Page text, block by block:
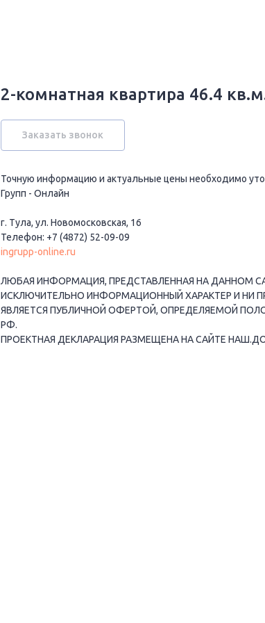
2-комнатная квартира 46.4
Заказать звонок
Точную информацию и актуальные цены необходимо
Групп - Онлайн
г. Тула, ул. Новомосковская, 16
Телефон: +7 (4872) 52-09-09
ingrupp-online.ru
ЛЮБАЯ ИНФОРМАЦИЯ, ПРЕДСТАВЛЕННАЯ НА ДАННОМ
ИСКЛЮЧИТЕЛЬНО ИНФОРМАЦИОННЫЙ ХАРАКТЕР И НИ
ЯВЛЯЕТСЯ ПУБЛИЧНОЙ ОФЕРТОЙ, ОПРЕДЕЛЯЕМОЙ
РФ.
ПРОЕКТНАЯ ДЕКЛАРАЦИЯ РАЗМЕЩЕНА НА САЙТЕ